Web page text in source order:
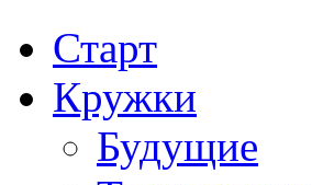
Старт
Кружки
Будущие